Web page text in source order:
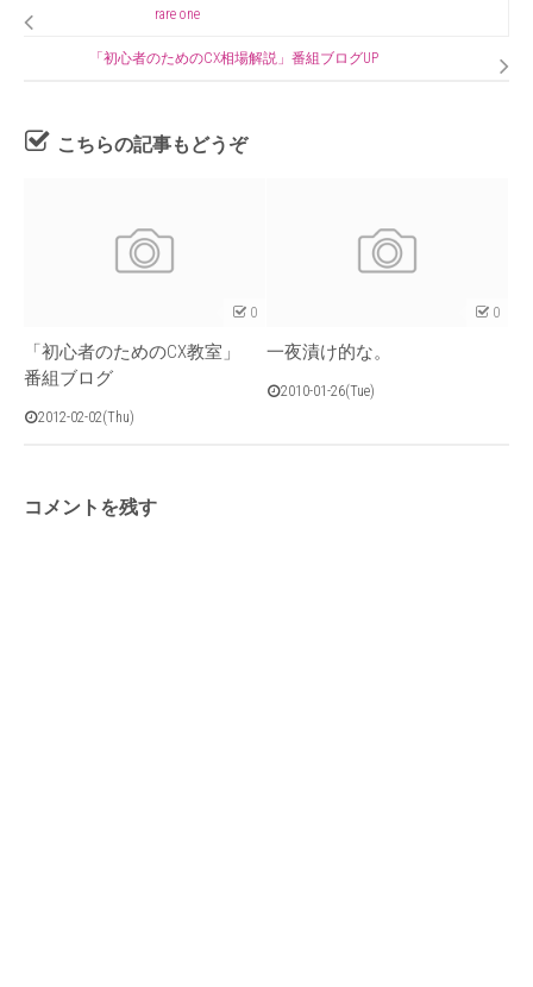
rare one
「初心者のためのCX相場解説」番組ブログUP
こちらの記事もどうぞ
0
「初心者のためのCX教室」
番組ブログ
2012-02-02(Thu)
0
一夜漬け的な。
2010-01-26(Tue)
コメントを残す